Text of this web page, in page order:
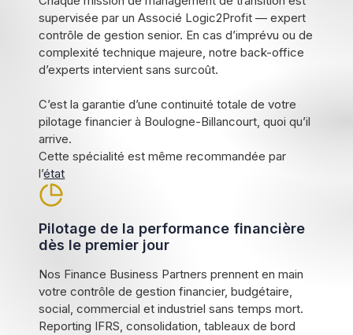
supervisée par un Associé Logic2Profit — expert
contrôle de gestion senior. En cas d’imprévu ou de
complexité technique majeure, notre back-office
d’experts intervient sans surcoût.
C’est la garantie d’une continuité totale de votre
pilotage financier à Boulogne-Billancourt, quoi qu’il
arrive.
Cette spécialité est même recommandée par
l’état
Pilotage de la performance financière
dès le premier jour
Nos Finance Business Partners prennent en main
votre contrôle de gestion financier, budgétaire,
social, commercial et industriel sans temps mort.
Reporting IFRS, consolidation, tableaux de bord